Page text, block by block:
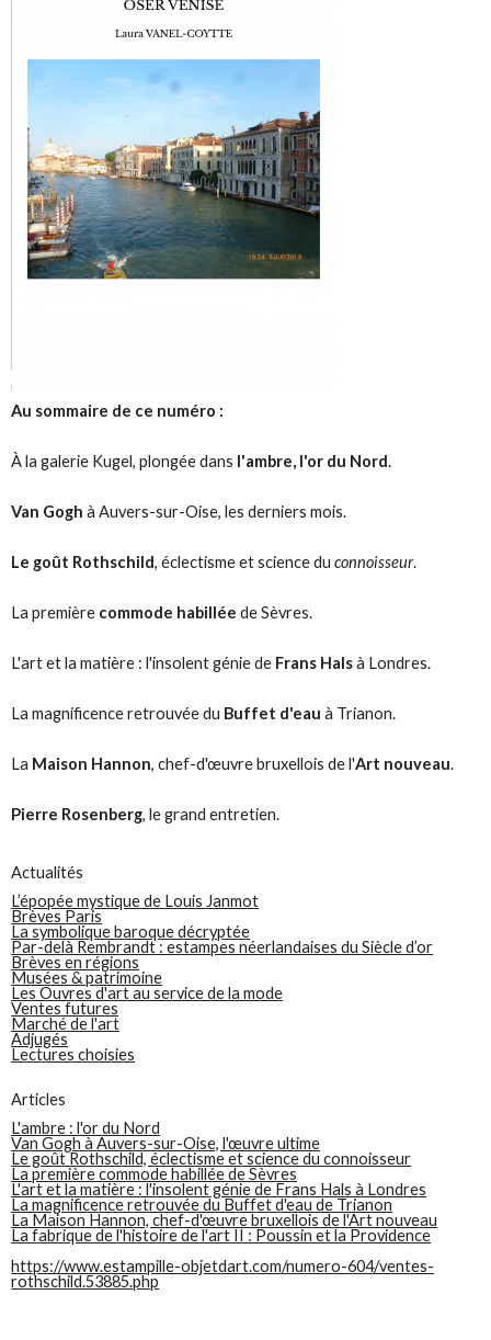
Au sommaire de ce numéro :
À la galerie Kugel, plongée dans l'ambre, l'or du Nord.
Van Gogh à Auvers-sur-Oise, les derniers mois.
Le goût Rothschild, éclectisme et science duconnoisseur.
La première commode habillée de Sèvres.
L'art et la matière : l'insolent génie de Frans Halsà Londres.
La magnificence retrouvée du Buffet d'eau à Trianon.
La Maison Hannon, chef-d'œuvre bruxellois de l'Art nouveau.
Pierre Rosenberg, le grand entretien.
Actualités
L’épopée mystique de Louis Janmot
Brèves Paris
La symbolique baroque décryptée
Par-delà Rembrandt : estampes néerlandaises du Siècle d’or
Brèves en régions
Musées & patrimoine
Les Ouvres d'art au service de la mode
Ventes futures
Marché de l'art
Adjugés
Lectures choisies
Articles
L'ambre : l'or du Nord
Van Gogh à Auvers-sur-Oise, l'œuvre ultime
Le goût Rothschild, éclectisme et science du connoisseur
La première commode habillée de Sèvres
L'art et la matière : l'insolent génie de Frans Hals à Londres
La magnificence retrouvée du Buffet d'eau de Trianon
La Maison Hannon, chef-d'œuvre bruxellois de l'Art nouveau
La fabrique de l'histoire de l'art II : Poussin et la Providence
https://www.estampille-objetdart.com/numero-604/ventes-
rothschild.53885.php